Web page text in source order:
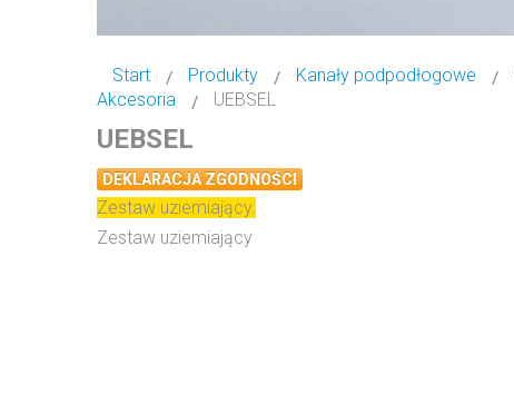
Start Produkty Kanały podpodłogowe
Akcesoria
UEBSEL
UEBSEL
DEKLARACJA ZGODNOŚCI
Zestaw uziemiający.
Zestaw uziemiający